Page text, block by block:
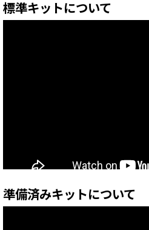
標準キットについて
準備済みキットについて